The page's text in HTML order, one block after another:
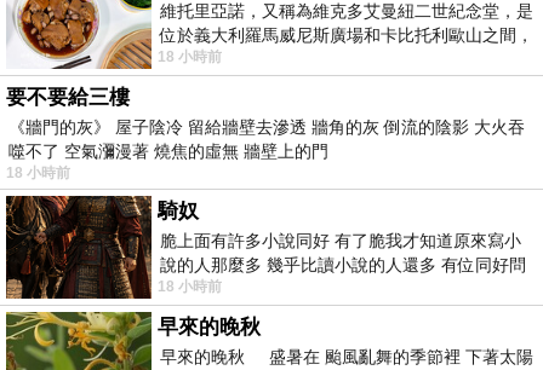
維托里亞諾，又稱為維克多艾曼紐二世紀念堂，是
位於義大利羅馬威尼斯廣場和卡比托利歐山之間，
用以紀念統一義大利統一後的的第一位國
18 小時前
要不要給三樓
《牆門的灰》 屋子陰冷 留給牆壁去滲透 牆角的灰 倒流的陰影 大火吞
噬不了 空氣瀰漫著 燒焦的虛無 牆壁上的門
18 小時前
騎奴
脆上面有許多小說同好 有了脆我才知道原來寫小
說的人那麼多 幾乎比讀小說的人還多 有位同好問
了一個問題 她說為什麼高中文學獎的
18 小時前
早來的晚秋
早來的晚秋 盛暑在 颱風亂舞的季節裡 下著太陽